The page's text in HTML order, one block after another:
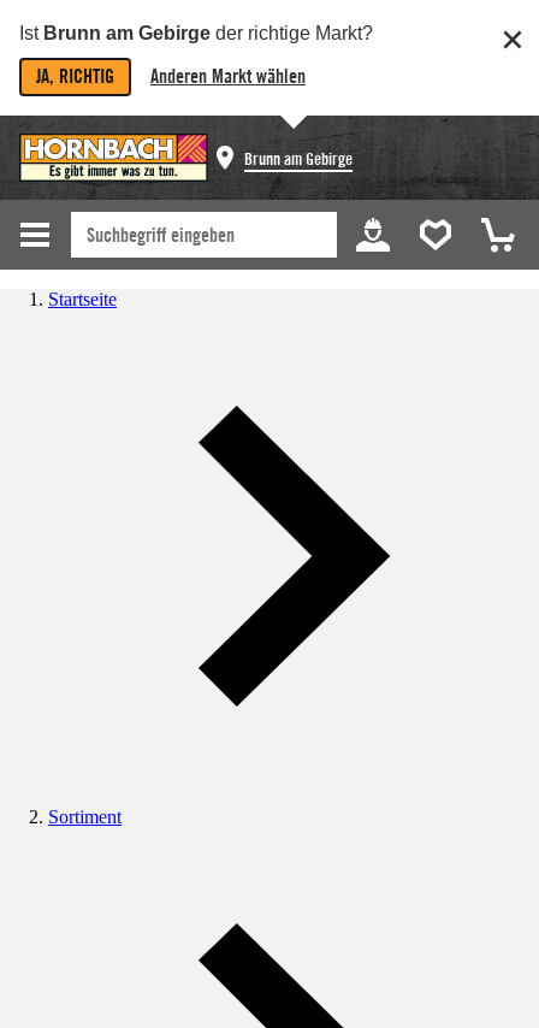
Ist Brunn am Gebirge der richtige Markt?
JA, RICHTIG Anderen Markt wählen
Brunn am Gebirge
Startseite
Sortiment